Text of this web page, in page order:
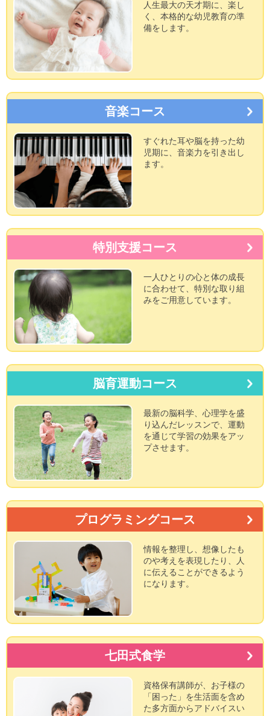
人生最大の天才期に、楽し
く、本格的な幼児教育の準
備をします。
音楽コース
すぐれた耳や脳を持った幼
児期に、音楽力を引き出し
ます。
特別支援コース
一人ひとりの心と体の成長
に合わせて、特別な取り組
みをご用意しています。
脳育運動コース
最新の脳科学、心理学を盛
り込んだレッスンで、運動
を通じて学習の効果をアッ
プさせます。
プログラミングコース
情報を整理し、想像したも
のや考えを表現したり、人
に伝えることができるよう
になります。
七田式食学
資格保有講師が、お子様の
「困った」を生活面を含め
た多方面からアドバイスい